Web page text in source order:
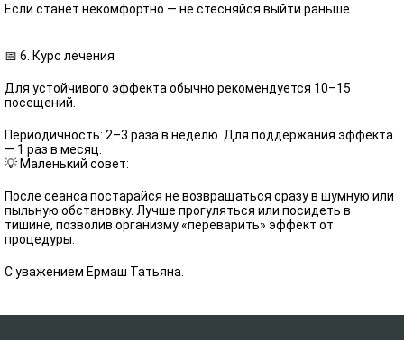
Если станет некомфортно — не стесняйся выйти раньше.
📅 6. Курс лечения
Для устойчивого эффекта обычно рекомендуется 10–15
посещений.
Периодичность: 2–3 раза в неделю. Для поддержания эффекта
— 1 раз в месяц.
💡 Маленький совет:
После сеанса постарайся не возвращаться сразу в шумную или
пыльную обстановку. Лучше прогуляться или посидеть в
тишине, позволив организму «переварить» эффект от
процедуры.
С уважением Ермаш Татьяна.